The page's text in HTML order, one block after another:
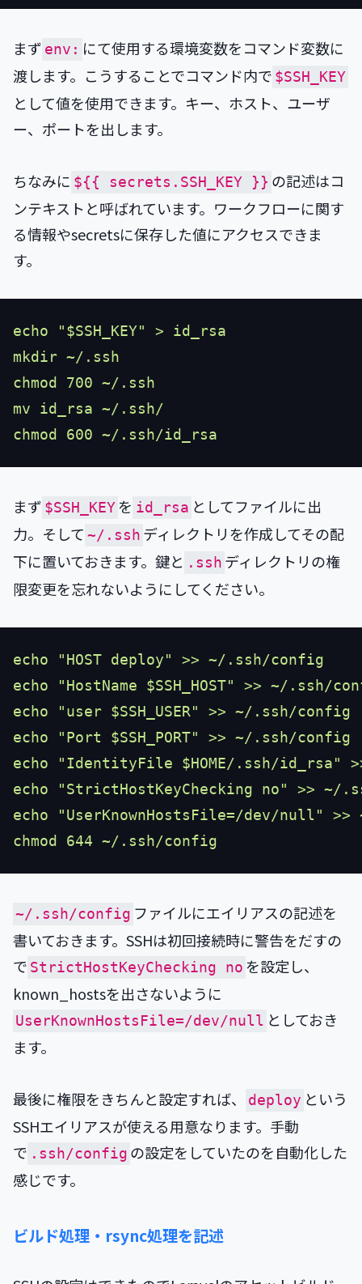
まず env: にて使用する環境変数をコマンド変数に
渡します。こうすることでコマンド内で $SSH_KEY
として値を使用できます。キー、ホスト、ユーザ
ー、ポートを出します。
ちなみに ${{ secrets.SSH_KEY }} の記述はコ
ンテキストと呼ばれています。ワークフローに関す
る情報やsecretsに保存した値にアクセスできま
す。
まず $SSH_KEYを id_rsa としてファイルに出
力。そして ~/.ssh ディレクトリを作成してその配
下に置いておきます。鍵と .ssh ディレクトリの権
限変更を忘れないようにしてください。
~/.ssh/config ファイルにエイリアスの記述を
書いておきます。SSHは初回接続時に警告をだすの
で StrictHostKeyChecking no を設定し、
known_hostsを出さないように
UserKnownHostsFile=/dev/null としておき
ます。
最後に権限をきちんと設定すれば、 deploy という
SSHエイリアスが使える用意なります。手動
で .ssh/config の設定をしていたのを自動化した
感じです。
ビルド処理・rsync処理を記述